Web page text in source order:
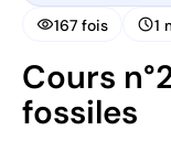
visibility167 fois schedule1
Cours
fossiles